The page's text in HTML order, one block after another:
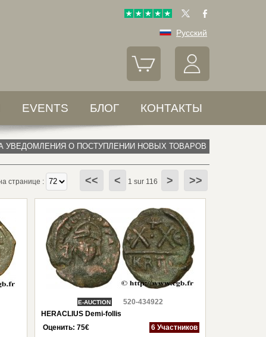
Русский
EVENTS БЛОГ КОНТАКТЫ
УВЕДОМЛЕНИЯ О ПОСТУПЛЕНИИ НОВЫХ ТОВАРОВ
странице : << < 1 sur 116 > >>
E-AUCTION
520-434922
HERACLIUS Demi-follis
Оценить:75€ 6 Участников